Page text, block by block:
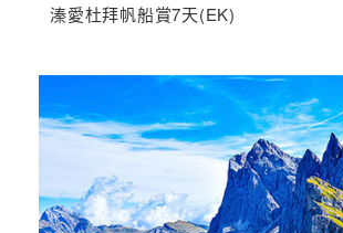
溱愛杜拜帆船賞7天(EK)